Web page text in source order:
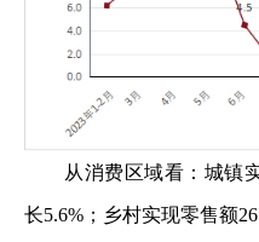
从消费区域看：城镇实
长5.6%；乡村实现零售额